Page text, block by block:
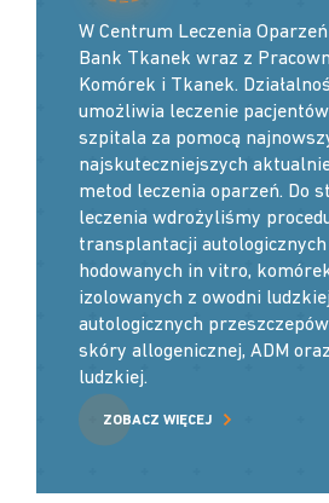
W Centrum Leczenia
Bank Tkanek wraz z
Komórek i Tkanek.
umożliwia leczenie
szpitala za pomocą
najskuteczniejszych
metod leczenia oparzeń. Do
leczenia wdrożyliśmy
transplantacji
hodowanych in vitro,
izolowanych z owodni
autologicznych
skóry allogenicznej, ADM
ludzkiej.
ZOBACZ WIĘCEJ